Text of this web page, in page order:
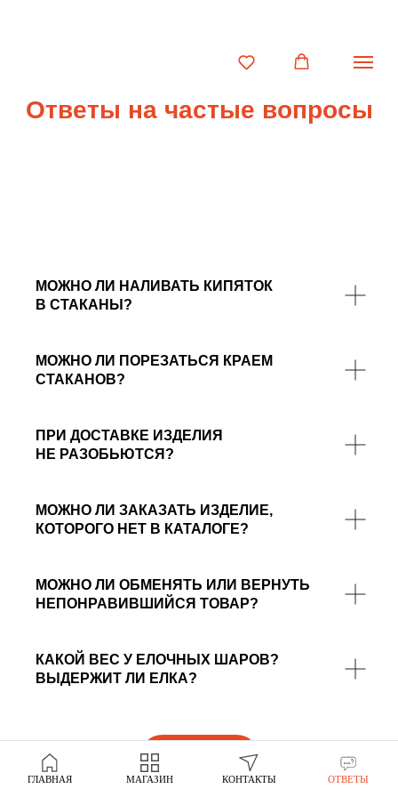
ГЛАВНАЯ МАГАЗИН КОНТАКТЫ ОТВЕТЫ
Ответы на частые вопросы
МОЖНО ЛИ НАЛИВАТЬ КИПЯТОК
В СТАКАНЫ?
МОЖНО ЛИ ПОРЕЗАТЬСЯ КРАЕМ
СТАКАНОВ?
ПРИ ДОСТАВКЕ ИЗДЕЛИЯ
НЕ РАЗОБЬЮТСЯ?
МОЖНО ЛИ ЗАКАЗАТЬ ИЗДЕЛИЕ,
КОТОРОГО НЕТ В КАТАЛОГЕ?
МОЖНО ЛИ ОБМЕНЯТЬ ИЛИ ВЕРНУТЬ
НЕПОНРАВИВШИЙСЯ ТОВАР?
КАКОЙ ВЕС У ЕЛОЧНЫХ ШАРОВ?
ВЫДЕРЖИТ ЛИ ЕЛКА?